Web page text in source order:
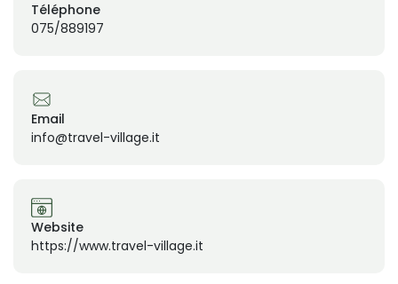
Téléphone
075/889197
Email
info@travel-village.it
Website
https://www.travel-village.it